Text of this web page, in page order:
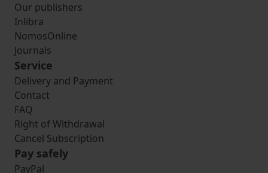
Our publishers
Inlibra
NomosOnline
Journals
Service
Delivery and Payment
Contact
FAQ
Right of Withdrawal
Cancel Subscription
Pay safely
PayPal